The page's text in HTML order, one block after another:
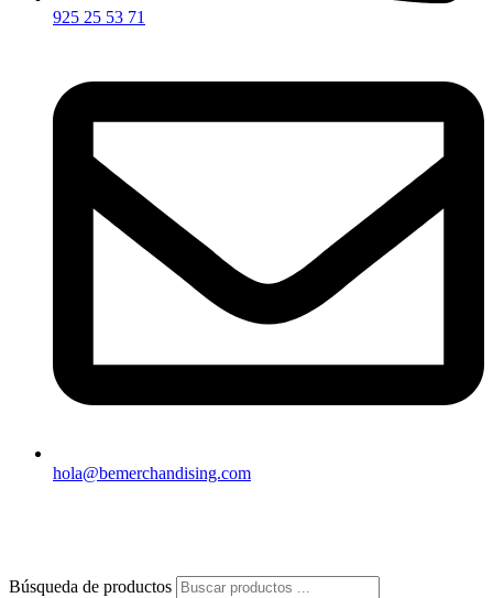
925 25 53 71
hola@bemerchandising.com
Búsqueda de productos